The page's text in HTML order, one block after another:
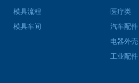
模具流程
模具车间
医疗类
汽车配件
电器外壳
工业配件